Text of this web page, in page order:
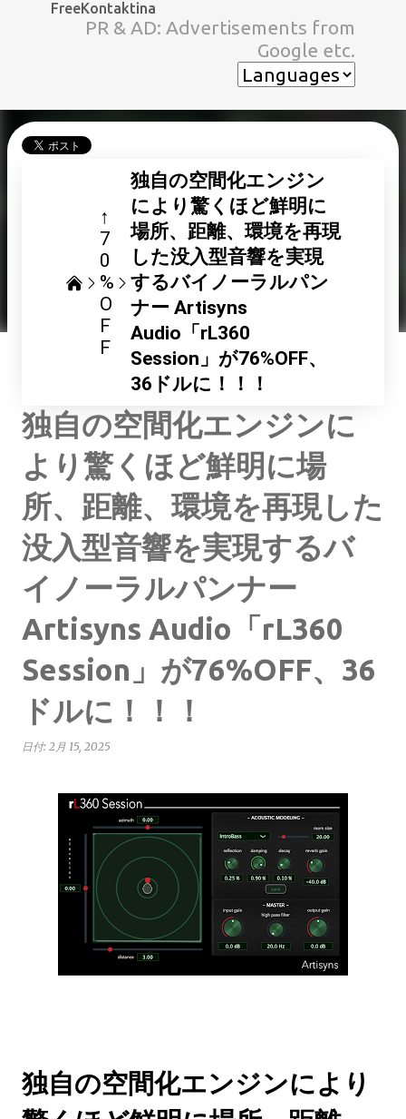
スキップしてメイン コンテンツに移動
FreeKontaktina
PR & AD: Advertisements from
Google etc.
↑
7
0
%
O
F
F
独自の空間化エンジン
により驚くほど鮮明に
場所、距離、環境を再現
した没入型音響を実現
するバイノーラルパン
ナー Artisyns
Audio「rL360
Session」が76%OFF、
36ドルに！！！
独自の空間化エンジンに
より驚くほど鮮明に場
所、距離、環境を再現した
没入型音響を実現するバ
イノーラルパンナー
Artisyns Audio「rL360
Session」が76%OFF、36
ドルに！！！
日付: 2月 15, 2025
独自の空間化エンジンにより